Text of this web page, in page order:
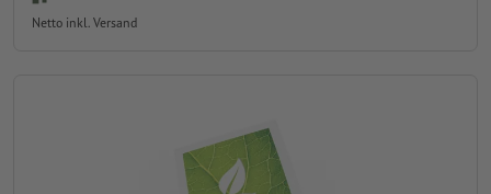
Netto inkl. Versand